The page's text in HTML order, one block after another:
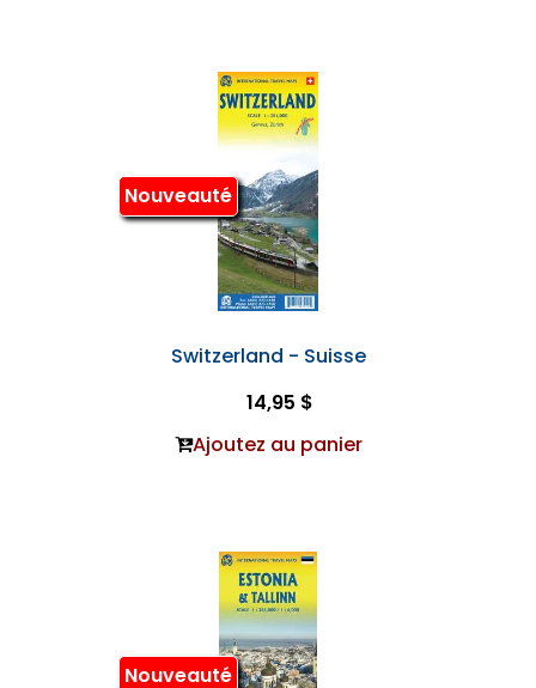
Nouveauté
Switzerland - Suisse
14,95 $
Ajoutez au panier
Nouveauté